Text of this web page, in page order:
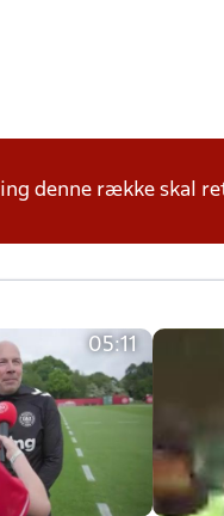
denne række skal
05:11